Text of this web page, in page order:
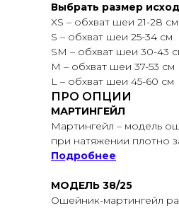
Выбрать размер
XS – обхват шеи 21-28 см
S – обхват шеи 25-34 см
SМ – обхват шеи 30-43
M – обхват шеи 37-53 см
L – обхват шеи 45-60 см
ПРО ОПЦИИ
МАРТИНГЕЙЛ
Мартингейл – модель
при натяжении плотно
Подробнее
МОДЕЛЬ 38/25
Ошейник-мартингейл